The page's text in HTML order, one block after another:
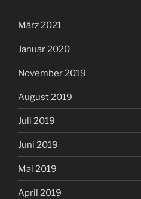
März 2021
Januar 2020
November 2019
August 2019
Juli 2019
Juni 2019
Mai 2019
April 2019